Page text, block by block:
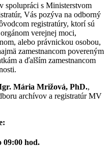
v spolupráci s Ministerstvom
Vás pozýva na odborný
registratúry, ktorí sú
verejnej moci,
alebo právnickou osobou,
zamestnancom povereným
a ďalším zamestnancom
Mária Mrižová, PhD.,
archívov a registratúr MV
09:00 hod.